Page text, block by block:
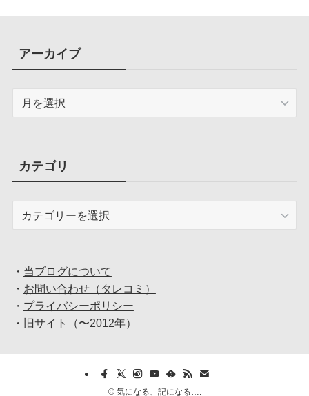
アーカイブ
ブカテゴリ
・ 当ブログについて
・ お問い合わせ（タレコミ）
・ プライバシーポリシー
・
旧サイト（〜2012年）
©気になる、記になる….